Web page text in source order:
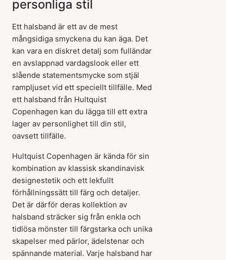
personliga stil
Ett halsband är ett av de mest
mångsidiga smyckena du kan äga. Det
kan vara en diskret detalj som fulländar
en avslappnad vardagslook eller ett
slående statementsmycke som stjäl
rampljuset vid ett speciellt tillfälle. Med
ett halsband från Hultquist
Copenhagen kan du lägga till ett extra
lager av personlighet till din stil,
oavsett tillfälle.
Hultquist Copenhagen är kända för sin
kombination av klassisk skandinavisk
designestetik och ett lekfullt
förhållningssätt till färg och detaljer.
Det är därför deras kollektion av
halsband sträcker sig från enkla och
tidlösa mönster till färgstarka och unika
skapelser med pärlor, ädelstenar och
spännande material. Varje halsband har